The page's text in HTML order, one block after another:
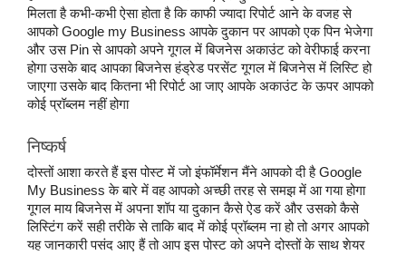
मिलता है कभी-कभी ऐसा होता है कि काफी ज्यादा रिपोर्ट आने के वजह से
आपको Google my Business आपके दुकान पर आपको एक पिन भेजेगा
और उस Pin से आपको अपने गूगल में बिजनेस अकाउंट को वेरीफाई करना
होगा उसके बाद आपका बिजनेस हंड्रेड परसेंट गूगल में बिजनेस में लिस्टि हो
जाएगा उसके बाद कितना भी रिपोर्ट आ जाए आपके अकाउंट के ऊपर आपको
कोई प्रॉब्लम नहीं होगा
निष्कर्ष
दोस्तों आशा करते हैं इस पोस्ट में जो इंफॉर्मेशन मैंने आपको दी है Google
My Business के बारे में वह आपको अच्छी तरह से समझ में आ गया होगा
गूगल माय बिजनेस में अपना शॉप या दुकान कैसे ऐड करें और उसको कैसे
लिस्टिंग करें सही तरीके से ताकि बाद में कोई प्रॉब्लम ना हो तो अगर आपको
यह जानकारी पसंद आए हैं तो आप इस पोस्ट को अपने दोस्तों के साथ शेयर